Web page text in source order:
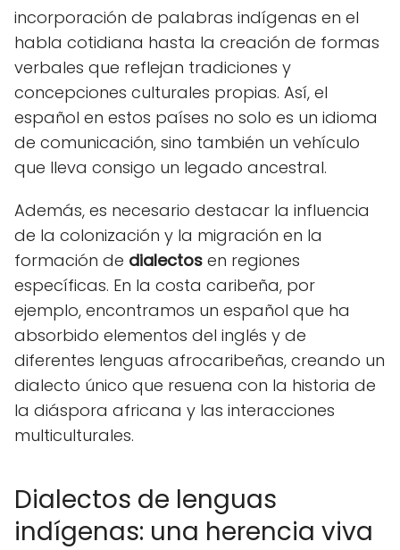
incorporación de palabras indígenas en el
habla cotidiana hasta la creación de formas
verbales que reflejan tradiciones y
concepciones culturales propias. Así, el
español en estos países no solo es un idioma
de comunicación, sino también un vehículo
que lleva consigo un legado ancestral.
Además, es necesario destacar la influencia
de la colonización y la migración en la
formación de dialectos en regiones
específicas. En la costa caribeña, por
ejemplo, encontramos un español que ha
absorbido elementos del inglés y de
diferentes lenguas afrocaribeñas, creando un
dialecto único que resuena con la historia de
la diáspora africana y las interacciones
multiculturales.
Dialectos de lenguas
indígenas: una herencia viva